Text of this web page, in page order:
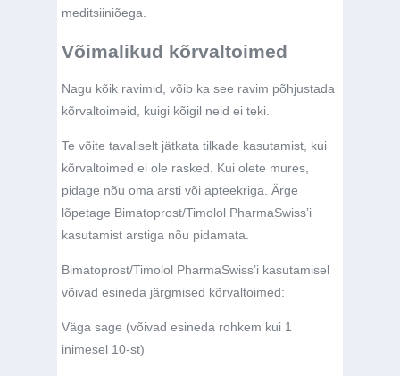
meditsiiniõega.
Võimalikud kõrvaltoimed
Nagu kõik ravimid, võib ka see ravim põhjustada
kõrvaltoimeid, kuigi kõigil neid ei teki.
Te võite tavaliselt jätkata tilkade kasutamist, kui
kõrvaltoimed ei ole rasked. Kui olete mures,
pidage nõu oma arsti või apteekriga. Ärge
lõpetage Bimatoprost/Timolol PharmaSwiss’i
kasutamist arstiga nõu pidamata.
Bimatoprost/Timolol PharmaSwiss’i kasutamisel
võivad esineda järgmised kõrvaltoimed:
Väga sage (võivad esineda rohkem kui 1
inimesel 10-st)